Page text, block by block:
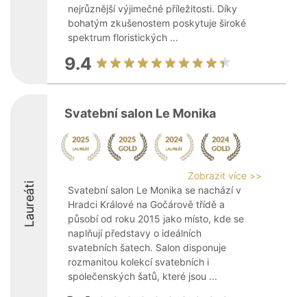
nejrůznější výjimečné příležitosti. Díky
bohatým zkušenostem poskytuje široké
spektrum floristických ...
9.4
Laureáti
Svatební salon Le Monika
Zobrazit více >>
Svatební salon Le Monika se nachází v
Hradci Králové na Gočárově třídě a
působí od roku 2015 jako místo, kde se
naplňují představy o ideálních
svatebních šatech. Salon disponuje
rozmanitou kolekcí svatebních i
společenských šatů, které jsou ...